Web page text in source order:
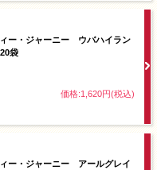
ー・ジャーニー ウバハイラン
袋
価格:1,620円(税込)
ー・ジャーニー アールグレイ